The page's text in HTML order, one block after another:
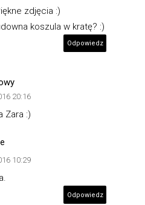
zdjęcia :)
koszula w kratę? :)
Odpowiedz
20:16
Zara :)
10:29
Odpowiedz